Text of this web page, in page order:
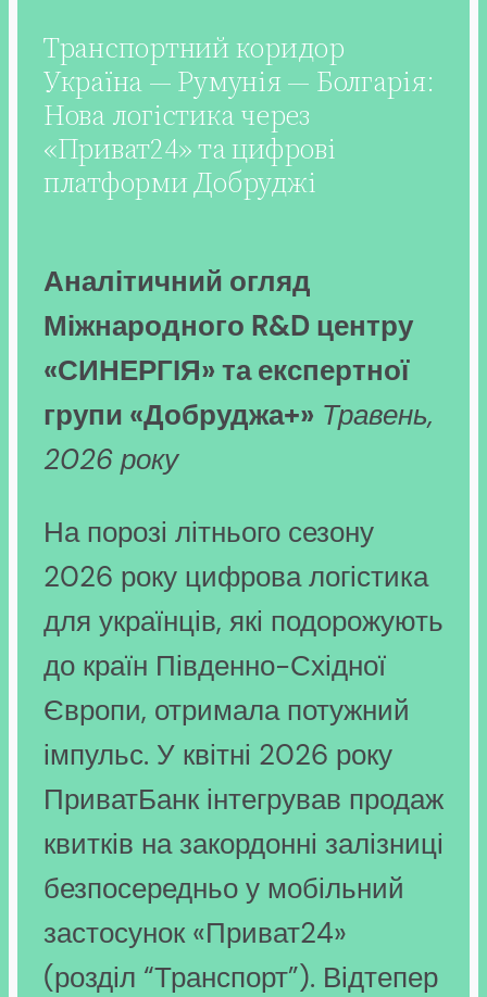
Транспортний коридор
Україна — Румунія — Болгарія:
Нова логістика через
«Приват24» та цифрові
платформи Добруджі
Аналітичний огляд
Міжнародного R&D центру
«СИНЕРГІЯ» та експертної
групи «Добруджа+» Травень,
2026 року
На порозі літнього сезону
2026 року цифрова логістика
для українців, які подорожують
до країн Південно-Східної
Європи, отримала потужний
імпульс. У квітні 2026 року
ПриватБанк інтегрував продаж
квитків на закордонні залізниці
безпосередньо у мобільний
застосунок «Приват24»
(розділ “Транспорт”). Відтепер